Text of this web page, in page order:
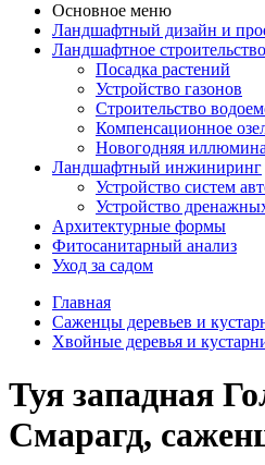
Основное меню
Ландшафтный дизайн и
Ландшафтное строительство
Посадка растений
Устройство газонов
Строительство
Компенсационное
Новогодняя
Ландшафтный инжиниринг
Устройство систем
Устройство
Aрхитектурные формы
Фитосанитарный анализ
Уход за садом
Главная
Саженцы деревьев и
Хвойные деревья и
Туя западная
Смарагд,